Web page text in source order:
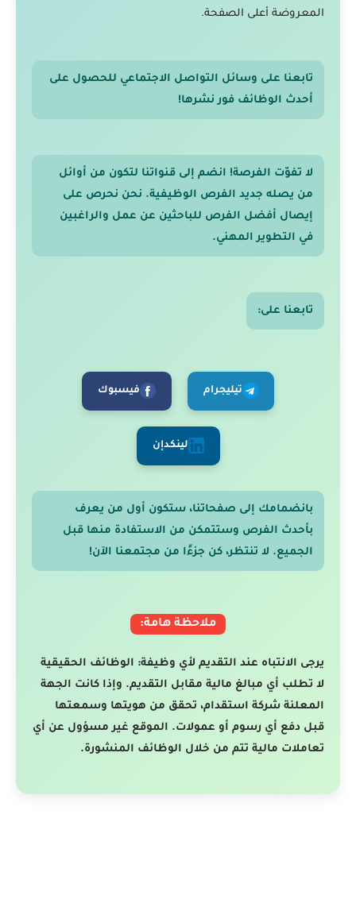
المعروضة أعلى الصفحة.
تابعنا على وسائل التواصل الاجتماعي للحصول على
أحدث الوظائف فور نشرها!
لا تفوّت الفرصة! انضم إلى قنواتنا لتكون من أوائل
من يصله جديد الفرص الوظيفية. نحن نحرص على
إيصال أفضل الفرص للباحثين عن عمل والراغبين
في التطوير المهني.
تابعنا على:
تيليجرام فيسبوك
لينكدإن
بانضمامك إلى صفحاتنا، ستكون أول من يعرف
بأحدث الفرص وستتمكن من الاستفادة منها قبل
الجميع. لا تنتظر، كن جزءًا من مجتمعنا الآن!
ملاحظة هامة:
يرجى الانتباه عند التقديم لأي وظيفة: الوظائف الحقيقية
لا تطلب أي مبالغ مالية مقابل التقديم. وإذا كانت الجهة
المعلنة شركة استقدام، تحقق من هويتها وسمعتها
قبل دفع أي رسوم أو عمولات. الموقع غير مسؤول عن أي
تعاملات مالية تتم من خلال الوظائف المنشورة.